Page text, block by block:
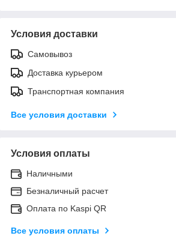
Условия доставки
Самовывоз
Доставка курьером
Транспортная компания
Все условия доставки
Условия оплаты
Наличными
Безналичный расчет
Оплата по Kaspi QR
Все условия оплаты